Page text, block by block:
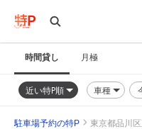
時間貸し 月極
近い特P順 車種
駐車場予約の特P 東京都品川